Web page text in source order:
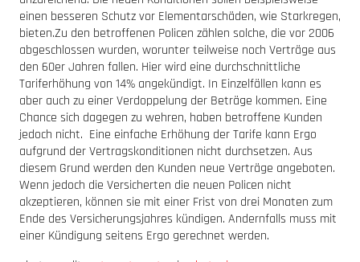
einen besseren Schutz vor Elementarschäden, wie Starkregen,
bieten.Zu den betroffenen Policen zählen solche, die vor 2006
abgeschlossen wurden, worunter teilweise noch Verträge aus
den 60er Jahren fallen. Hier wird eine durchschnittliche
Tariferhöhung von 14% angekündigt. In Einzelfällen kann es
aber auch zu einer Verdoppelung der Beträge kommen. Eine
Chance sich dagegen zu wehren, haben betroffene Kunden
jedoch nicht. Eine einfache Erhöhung der Tarife kann Ergo
aufgrund der Vertragskonditionen nicht durchsetzen. Aus
diesem Grund werden den Kunden neue Verträge angeboten.
Wenn jedoch die Versicherten die neuen Policen nicht
akzeptieren, können sie mit einer Frist von drei Monaten zum
Ende des Versicherungsjahres kündigen. Andernfalls muss mit
einer Kündigung seitens Ergo gerechnet werden.